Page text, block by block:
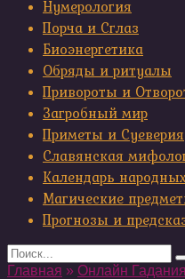
Нумерология
Порча и Сглаз
Биоэнергетика
Обряды и ритуалы
Привороты и
Загробный мир
Приметы и Суеверия
Славянская
Календарь
Магические
Прогнозы и
Search
for:
Главная » Онлайн Гадания